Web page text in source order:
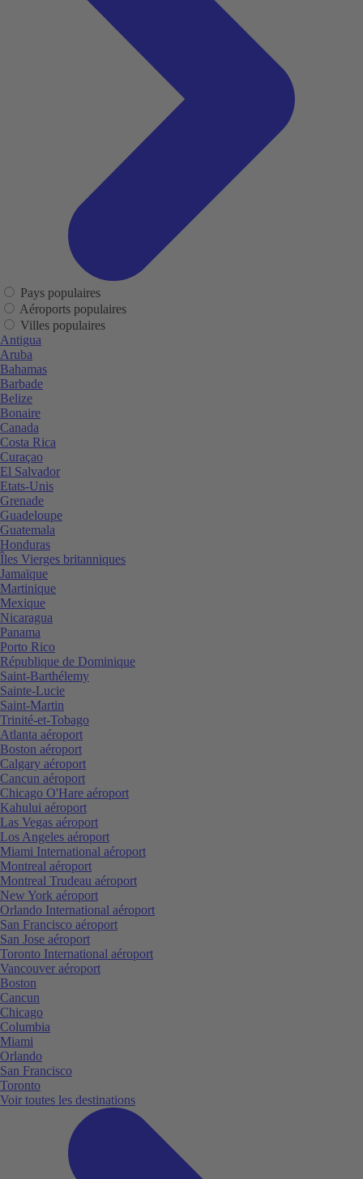
Pays populaires
Aéroports populaires
Villes populaires
Antigua
Aruba
Bahamas
Barbade
Belize
Bonaire
Canada
Costa Rica
Curaçao
El Salvador
Etats-Unis
Grenade
Guadeloupe
Guatemala
Honduras
Îles Vierges britanniques
Jamaïque
Martinique
Mexique
Nicaragua
Panama
Porto Rico
République de Dominique
Saint-Barthélemy
Sainte-Lucie
Saint-Martin
Trinité-et-Tobago
Atlanta aéroport
Boston aéroport
Calgary aéroport
Cancun aéroport
Chicago O'Hare aéroport
Kahului aéroport
Las Vegas aéroport
Los Angeles aéroport
Miami International aéroport
Montreal aéroport
Montreal Trudeau aéroport
New York aéroport
Orlando International aéroport
San Francisco aéroport
San Jose aéroport
Toronto International aéroport
Vancouver aéroport
Boston
Cancun
Chicago
Columbia
Miami
Orlando
San Francisco
Toronto
Voir toutes les destinations